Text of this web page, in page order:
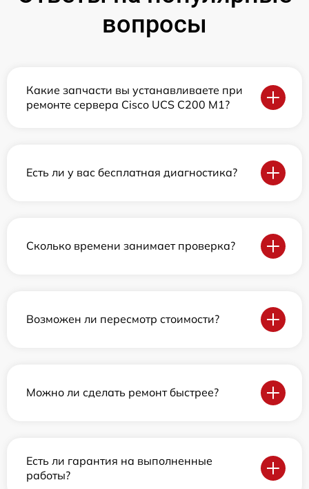
вопросы
Какие запчасти вы устанавливаете при
ремонте сервера Cisco UCS C200 M1?
Есть ли у вас бесплатная диагностика?
Сколько времени занимает проверка?
Возможен ли пересмотр стоимости?
Можно ли сделать ремонт быстрее?
Есть ли гарантия на выполненные
работы?